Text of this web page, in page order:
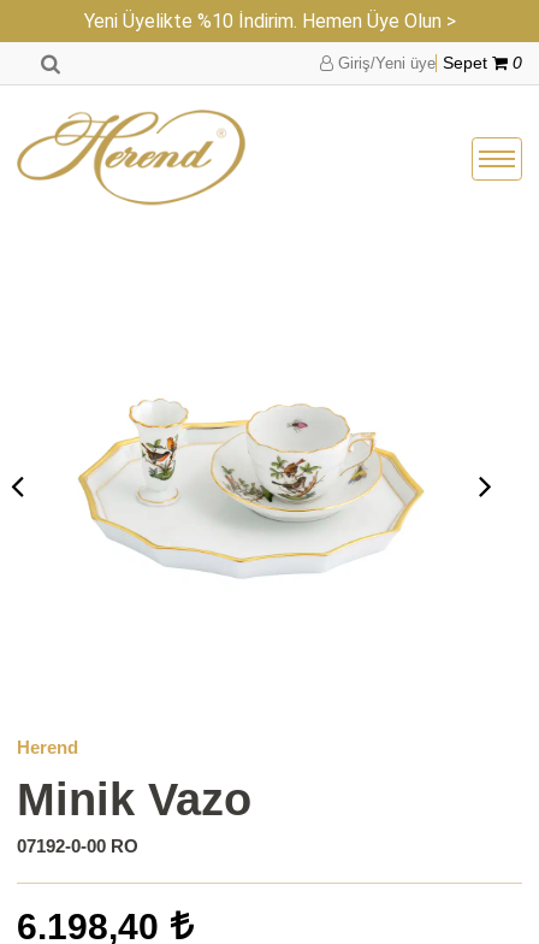
Yeni Üyelikte %10 İndirim. Hemen Üye Olun >
Giriş/Yeni üye Sepet 0
Herend
Minik Vazo
07192-0-00 RO
6.198,40